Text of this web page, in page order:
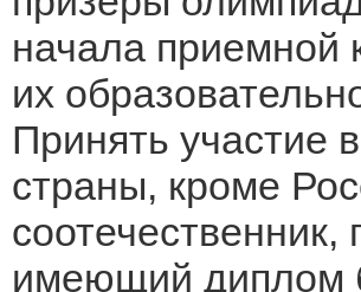
начала приемной
их
Принять участие
страны, кроме
имеющий диплом